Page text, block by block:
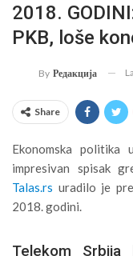
2018.
PKB, loše
By Редакција
Share
Ekonomska politika
impresivan spisak
Talas.rs uradilo je
2018. godini.
Telekom Srbija